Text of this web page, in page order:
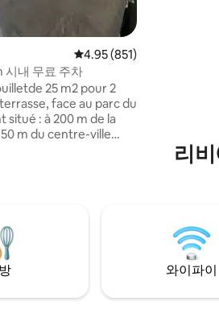
평점 4.95점(5점 만점), 후기
4.95 (851)
내 무료 주차
25 m2 pour 2
face au parc du
stationner
a cote de votre gite
un peu raide, non
리
와이파이